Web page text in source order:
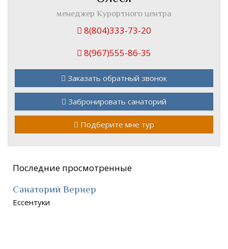
менеджер Курортного центра
8(804)333-73-20
8(967)555-86-35
Заказать обратный звонок
Забронировать санаторий
Подберите мне тур
Последние просмотренные
Санаторий Вернер
Ессентуки